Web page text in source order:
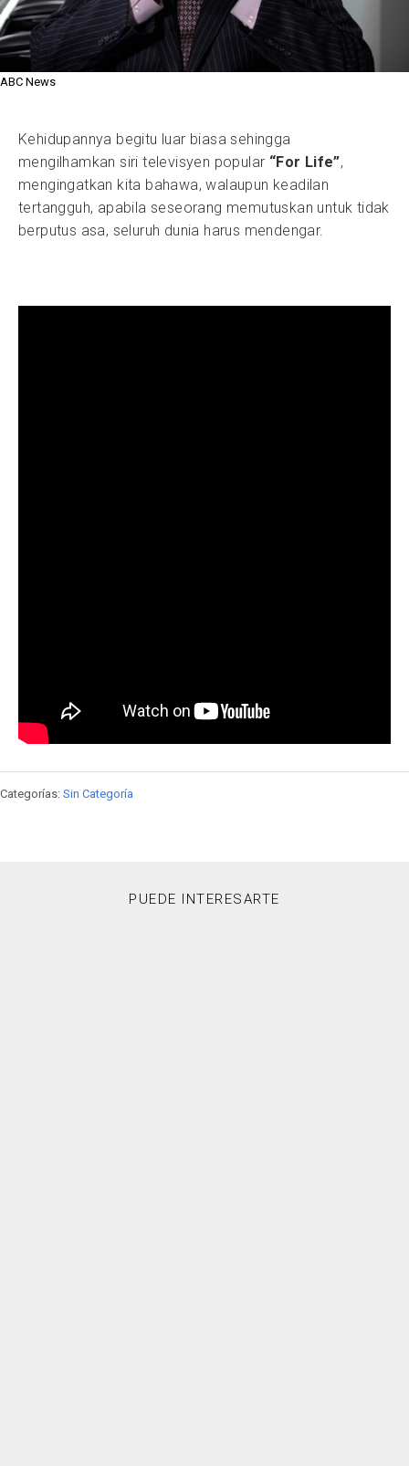
ABC News
Kehidupannya begitu luar biasa sehingga
mengilhamkan siri televisyen popular “For Life”,
mengingatkan kita bahawa, walaupun keadilan
tertangguh, apabila seseorang memutuskan untuk tidak
berputus asa, seluruh dunia harus mendengar.
Categorías: Sin Categoría
PUEDE INTERESARTE